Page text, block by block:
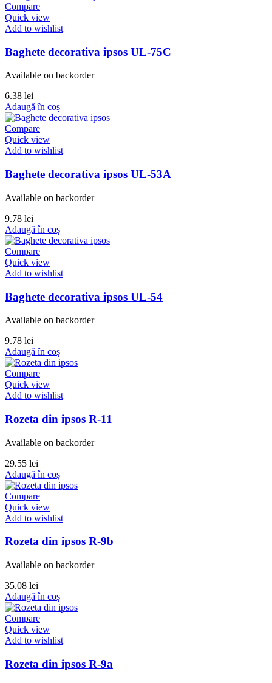
Compare
Quick view
Add to wishlist
Baghete decorativa ipsos UL-75C
Available on backorder
6.38 lei
Adaugă în coș
Compare
Quick view
Add to wishlist
Baghete decorativa ipsos UL-53A
Available on backorder
9.78 lei
Adaugă în coș
Compare
Quick view
Add to wishlist
Baghete decorativa ipsos UL-54
Available on backorder
9.78 lei
Adaugă în coș
Compare
Quick view
Add to wishlist
Rozeta din ipsos R-11
Available on backorder
29.55 lei
Adaugă în coș
Compare
Quick view
Add to wishlist
Rozeta din ipsos R-9b
Available on backorder
35.08 lei
Adaugă în coș
Compare
Quick view
Add to wishlist
Rozeta din ipsos R-9a